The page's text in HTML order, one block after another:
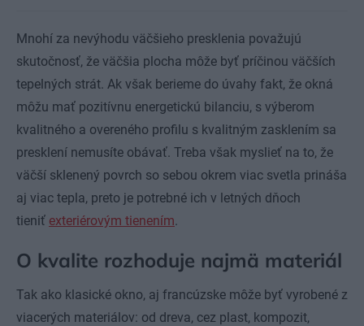
Mnohí za nevýhodu väčšieho presklenia považujú
skutočnosť, že väčšia plocha môže byť príčinou väčších
tepelných strát. Ak však berieme do úvahy fakt, že okná
môžu mať pozitívnu energetickú bilanciu, s výberom
kvalitného a overeného profilu s kvalitným zasklením sa
presklení nemusíte obávať. Treba však myslieť na to, že
väčší sklenený povrch so sebou okrem viac svetla prináša
aj viac tepla, preto je potrebné ich v letných dňoch
tieniť exteriérovým tienením.
O kvalite rozhoduje najmä materiál
Tak ako klasické okno, aj francúzske môže byť vyrobené z
viacerých materiálov: od dreva, cez plast, kompozit,